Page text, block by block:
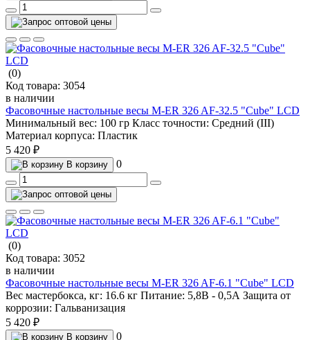
(0)
Код товара: 3054
в наличии
Фасовочные настольные весы M-ER 326 AF-32.5 "Cube" LCD
Минимальный вес: 100 гр Класс точности: Средний (III)
Материал корпуса: Пластик
5 420 ₽
В корзину 0
(0)
Код товара: 3052
в наличии
Фасовочные настольные весы M-ER 326 AF-6.1 "Cube" LCD
Вес мастербокса, кг: 16.6 кг Питание: 5,8В - 0,5А Защита от
коррозии: Гальванизация
5 420 ₽
В корзину 0